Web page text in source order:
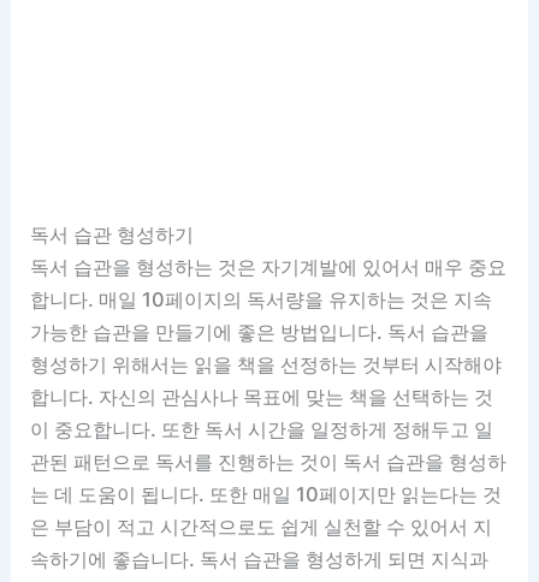
독서 습관 형성하기
독서 습관을 형성하는 것은 자기계발에 있어서 매우 중요
합니다. 매일 10페이지의 독서량을 유지하는 것은 지속
가능한 습관을 만들기에 좋은 방법입니다. 독서 습관을
형성하기 위해서는 읽을 책을 선정하는 것부터 시작해야
합니다. 자신의 관심사나 목표에 맞는 책을 선택하는 것
이 중요합니다. 또한 독서 시간을 일정하게 정해두고 일
관된 패턴으로 독서를 진행하는 것이 독서 습관을 형성하
는 데 도움이 됩니다. 또한 매일 10페이지만 읽는다는 것
은 부담이 적고 시간적으로도 쉽게 실천할 수 있어서 지
속하기에 좋습니다. 독서 습관을 형성하게 되면 지식과